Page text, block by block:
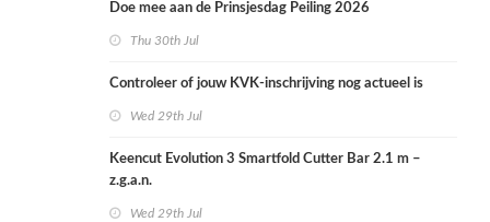
Doe mee aan de Prinsjesdag Peiling 2026
Thu 30th Jul
Controleer of jouw KVK-inschrijving nog actueel is
Wed 29th Jul
Keencut Evolution 3 Smartfold Cutter Bar 2.1 m –
z.g.a.n.
Wed 29th Jul